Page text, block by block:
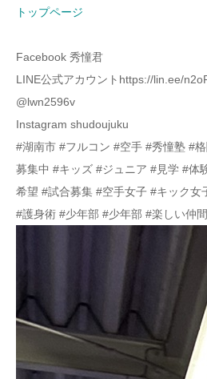
トップページ
Facebook 秀憧君
LINE公式アカウントhttps://lin.ee/
@lwn2596v
Instagram shudoujuku
#湖南市 #フルコン #空手 #秀憧塾 #
募集中 #キッズ #ジュニア #見学 #体
希望 #試合募集 #空手女子 #キック女
#護身術 #少年部 #少年部 #楽しい仲